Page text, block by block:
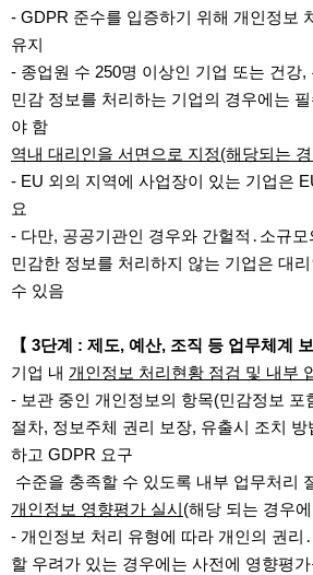
- GDPR 준수를 입증하기 위해 개인정보
유지
- 종업원 수 250명 이상인 기업 또는 건강,
민감 정보를 처리하는 기업의 경우에는
야 함
역내 대리인을 서면으로 지정(해당되는
- EU 외의 지역에 사업장이 있는 기업은
요
- 다만, 공공기관인 경우와 간헐적․소규
민감한 정보를 처리하지 않는 기업은 대
수 있음
【 3단계 : 제도, 예산, 조직 등 업무체계 보
기업 내 개인정보 처리현황 점검 및 내부
- 보관 중인 개인정보의 항목(민감정보 포
절차, 정보주체 권리 보장, 유출시 조치
하고 GDPR 요구
수준을 충족할 수 있도록 내부 업무처리
개인정보 영향평가 실시(해당 되는 경우
- 개인정보 처리 유형에 따라 개인의 권리
할 우려가 있는 경우에는 사전에 영향평